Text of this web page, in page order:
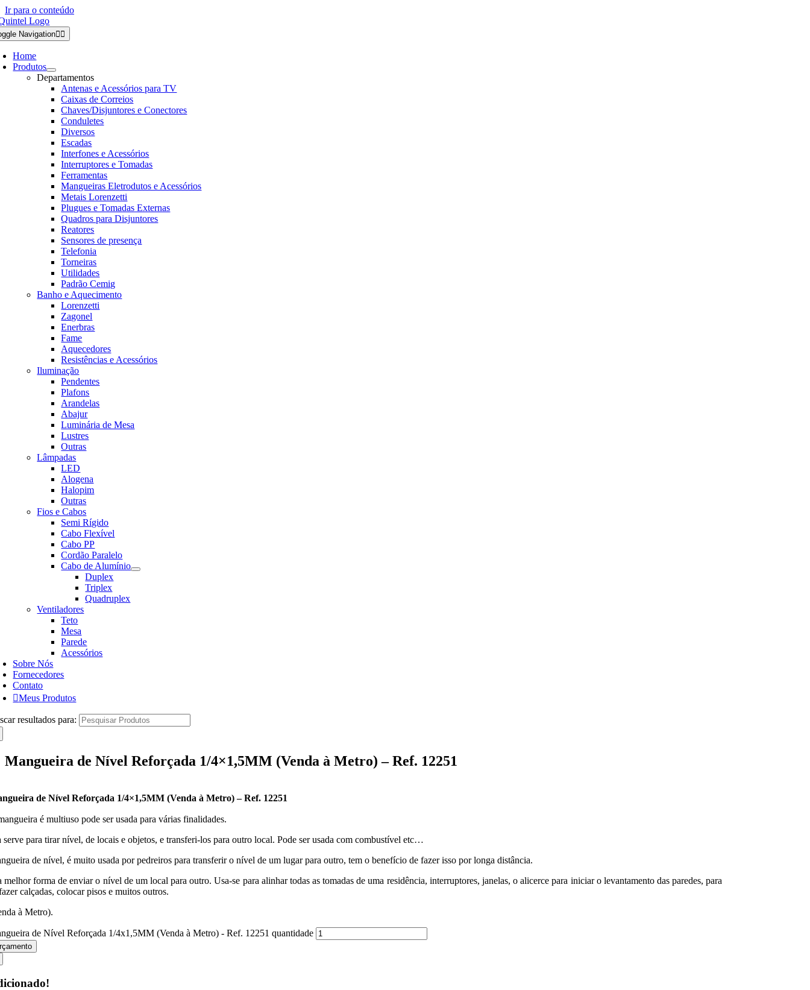
Ir para o conteúdo
Navigation
Home
Produtos
Departamentos
Antenas e Acessórios para TV
Caixas de Correios
Chaves/Disjuntores e Conectores
Conduletes
Diversos
Escadas
Interfones e Acessórios
Interruptores e Tomadas
Ferramentas
Mangueiras Eletrodutos e Acessórios
Metais Lorenzetti
Plugues e Tomadas Externas
Quadros para Disjuntores
Reatores
Sensores de presença
Telefonia
Torneiras
Utilidades
Padrão Cemig
Banho e Aquecimento
Lorenzetti
Zagonel
Enerbras
Fame
Aquecedores
Resistências e Acessórios
Iluminação
Pendentes
Plafons
Arandelas
Abajur
Luminária de Mesa
Lustres
Outras
Lâmpadas
LED
Alogena
Halopim
Outras
Fios e Cabos
Semi Rígido
Cabo Flexível
Cabo PP
Cordão Paralelo
Cabo de Alumínio
Duplex
Triplex
Quadruplex
Ventiladores
Teto
Mesa
Parede
Acessórios
Sobre Nós
Fornecedores
Contato
Meus Produtos
resultados para:
Mangueira de Nível Reforçada 1/4×1,5MM (Venda à Metro) – Ref. 12251
de Nível Reforçada 1/4×1,5MM (Venda à Metro) – Ref. 12251
é multiuso pode ser usada para várias finalidades.
serve para tirar nível, de locais e objetos, e transferi-los para outro local. Pode ser usada com combustível etc…
de nível, é muito usada por pedreiros para transferir o nível de um lugar para outro, tem o benefício de fazer isso por longa distância.
melhor forma de enviar o nível de um local para outro. Usa-se para alinhar todas as tomadas de uma residência, interruptores, janelas, o alicerce para iniciar o levantamento das paredes, para
calçadas, colocar pisos e muitos outros.
à Metro).
de Nível Reforçada 1/4x1,5MM (Venda à Metro) - Ref. 12251 quantidade